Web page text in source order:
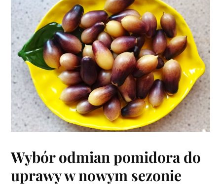
Wybór odmian pomidora do
uprawy w nowym sezonie